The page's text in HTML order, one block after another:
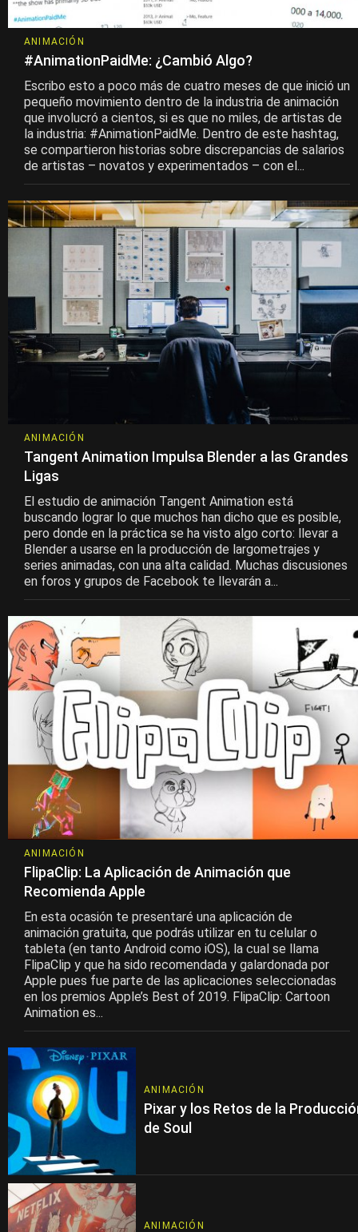
ANIMACIÓN
#AnimationPaidMe: ¿Cambió Algo?
Escribo esto a poco más de cuatro meses de que inició un
pequeño movimiento dentro de la industria de animación
que involucró a cientos, si es que no miles, de artistas de
la industria: #AnimationPaidMe. Dentro de este hashtag,
se compartieron historias sobre discrepancias de salarios
de artistas – novatos y experimentados – con el...
ANIMACIÓN
Tangent Animation Impulsa Blender a las Grandes
Ligas
El estudio de animación Tangent Animation está
buscando lograr lo que muchos han dicho que es posible,
pero donde en la práctica se ha visto algo corto: llevar a
Blender a usarse en la producción de largometrajes y
series animadas, con una alta calidad. Muchas discusiones
en foros y grupos de Facebook te llevarán a...
ANIMACIÓN
FlipaClip: La Aplicación de Animación que
Recomienda Apple
En esta ocasión te presentaré una aplicación de
animación gratuita, que podrás utilizar en tu celular o
tableta (en tanto Android como iOS), la cual se llama
FlipaClip y que ha sido recomendada y galardonada por
Apple pues fue parte de las aplicaciones seleccionadas
en los premios Apple’s Best of 2019. FlipaClip: Cartoon
Animation es...
ANIMACIÓN
Pixar y los Retos de la
de Soul
ANIMACIÓN